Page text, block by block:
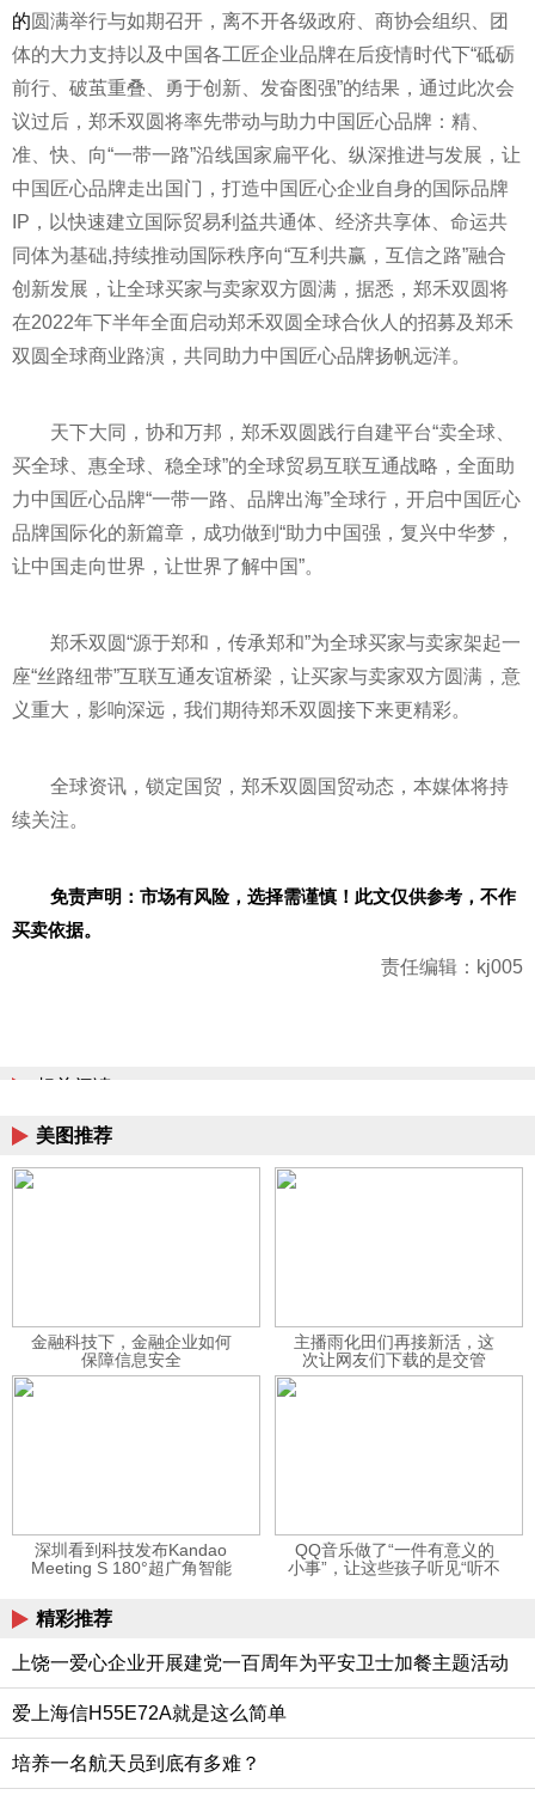
的圆满举行与如期召开，离不开各级政府、商协会组织、团
体的大力支持以及中国各工匠企业品牌在后疫情时代下“砥砺
前行、破茧重叠、勇于创新、发奋图强”的结果，通过此次会
议过后，郑禾双圆将率先带动与助力中国匠心品牌：精、
准、快、向“一带一路”沿线国家扁平化、纵深推进与发展，让
中国匠心品牌走出国门，打造中国匠心企业自身的国际品牌
IP，以快速建立国际贸易利益共通体、经济共享体、命运共
同体为基础,持续推动国际秩序向“互利共赢，互信之路”融合
创新发展，让全球买家与卖家双方圆满，据悉，郑禾双圆将
在2022年下半年全面启动郑禾双圆全球合伙人的招募及郑禾
双圆全球商业路演，共同助力中国匠心品牌扬帆远洋。
天下大同，协和万邦，郑禾双圆践行自建平台“卖全球、
买全球、惠全球、稳全球”的全球贸易互联互通战略，全面助
力中国匠心品牌“一带一路 、品牌出海”全球行，开启中国匠心
品牌国际化的新篇章，成功做到“助力中国强，复兴中华梦，
让中国走向世界，让世界了解中国”。
郑禾双圆“源于郑和，传承郑和”为全球买家与卖家架起一
座“丝路纽带”互联互通友谊桥梁，让买家与卖家双方圆满，意
义重大，影响深远，我们期待郑禾双圆接下来更精彩。
全球资讯，锁定国贸，郑禾双圆国贸动态，本媒体将持
续关注。
免责声明：市场有风险，选择需谨慎！此文仅供参考，不作
买卖依据。
责任编辑：kj005
相关阅读
美图推荐
金融科技下，金融企业如何
保障信息安全
主播雨化田们再接新活，这
次让网友们下载的是交管
12123APP
深圳看到科技发布Kandao
Meeting S 180°超广角智能
QQ音乐做了“一件有意义的
小事”，让这些孩子听见“听不
精彩推荐
上饶一爱心企业开展建党一百周年为平安卫士加餐主题活动
爱上海信H55E72A就是这么简单
培养一名航天员到底有多难？